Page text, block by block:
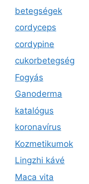
betegségek
cordyceps
cordypine
cukorbetegség
Fogyás
Ganoderma
katalógus
koronavírus
Kozmetikumok
Lingzhi kávé
Maca vita